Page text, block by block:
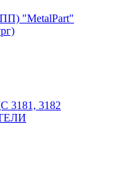
"MetalPart"
3181, 3182